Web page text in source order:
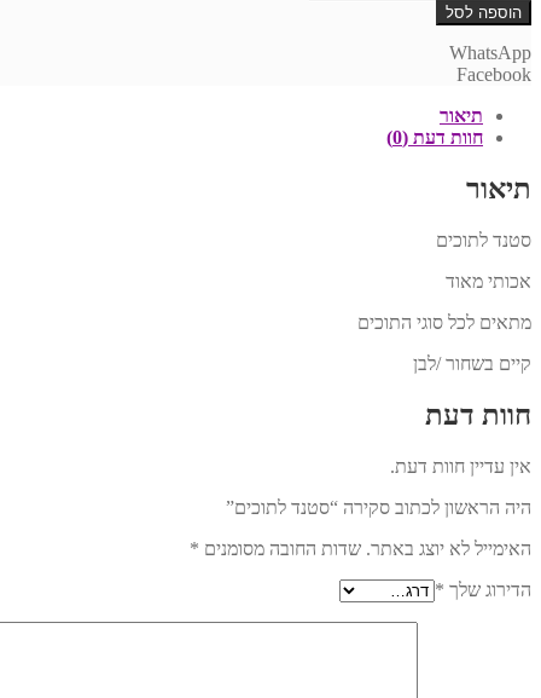
₪ 350.00.
של
סטנד
לתוכים
הוספה לסל
WhatsApp
Facebook
תיאור
חוות דעת (0)
תיאור
סטנד לתוכים
אכותי מאוד
מתאים לכל סוגי התוכים
קיים בשחור /לבן
חוות דעת
אין עדיין חוות דעת.
היה הראשון לכתוב סקירה “סטנד לתוכים”
האימייל לא יוצג באתר. שדות החובה מסומנים *
הדירוג שלך *